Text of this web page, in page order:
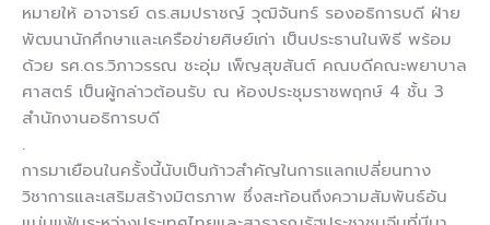
หมายให้ อาจารย์ ดร.สมปราชญ์ วุฒิจันทร์ รองอธิการบดี ฝ่าย
พัฒนานักศึกษาและเครือข่ายศิษย์เก่า เป็นประธานในพิธี พร้อม
ด้วย รศ.ดร.วิภาวรรณ ชะอุ่ม เพ็ญสุขสันต์ คณบดีคณะพยาบาล
ศาสตร์ เป็นผู้กล่าวต้อนรับ ณ ห้องประชุมราชพฤกษ์ 4 ชั้น 3
สำนักงานอธิการบดี
.
การมาเยือนในครั้งนี้นับเป็นก้าวสำคัญในการแลกเปลี่ยนทาง
วิชาการและเสริมสร้างมิตรภาพ ซึ่งสะท้อนถึงความสัมพันธ์อัน